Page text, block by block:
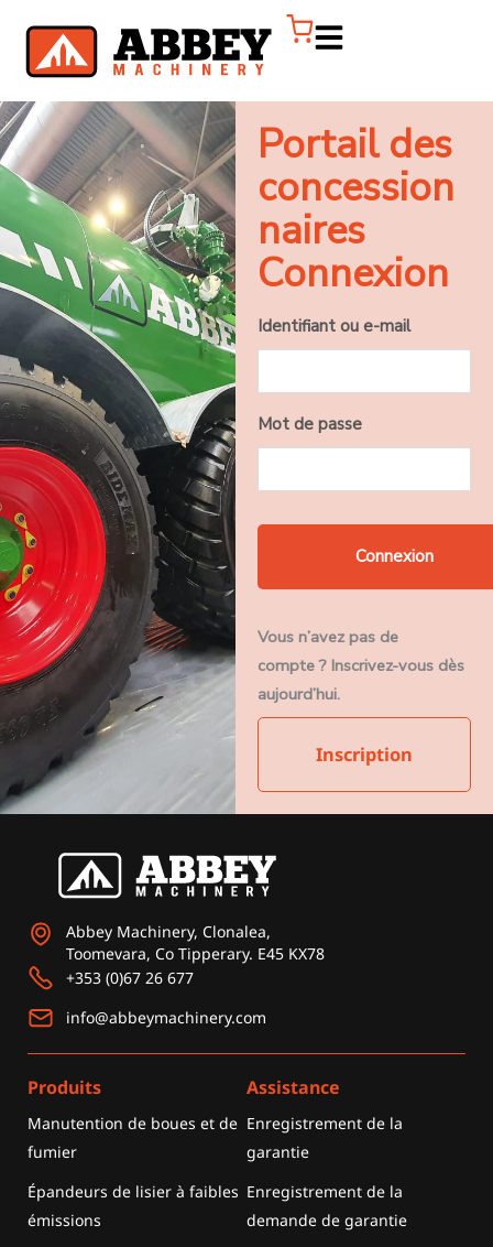
Portail des
concession
naires
Connexion
Identifiant ou e-mail
Mot de passe
Vous n’avez pas de
compte ? Inscrivez-vous dès
aujourd’hui.
Inscription
Abbey Machinery, Clonalea,
Toomevara, Co Tipperary. E45 KX78
+353 (0)67 26 677
info@abbeymachinery.com
Produits
Manutention de boues et de
fumier
Épandeurs de lisier à faibles
émissions
Assistance
Enregistrement de la
garantie
Enregistrement de la
demande de garantie